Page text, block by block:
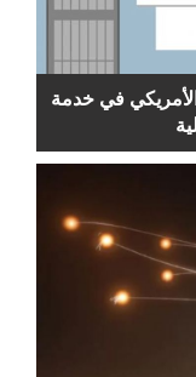
في خدمة